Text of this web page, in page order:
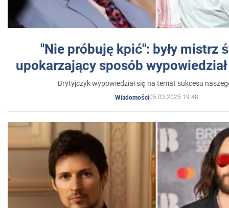
"Nie próbuję kpić": były mistrz
upokarzający sposób
Brytyjczyk wypowiedział się na temat sukcesu
Wiadomości05.03.2025 19:48